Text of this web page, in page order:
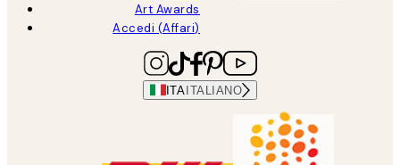
Art Awards
Accedi (Affari)
ITAITALIANO